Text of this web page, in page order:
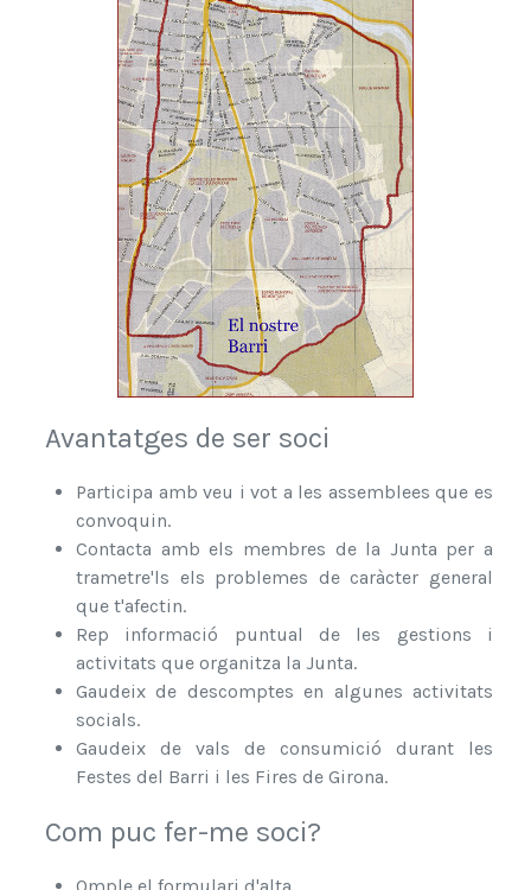
Avantatges de ser soci
Participa amb veu i vot a les assemblees que es
convoquin.
Contacta amb els membres de la Junta per a
trametre'ls els problemes de caràcter general
que t'afectin.
Rep informació puntual de les gestions i
activitats que organitza la Junta.
Gaudeix de descomptes en algunes activitats
socials.
Gaudeix de vals de consumició durant les
Festes del Barri i les Fires de Girona.
Com puc fer-me soci?